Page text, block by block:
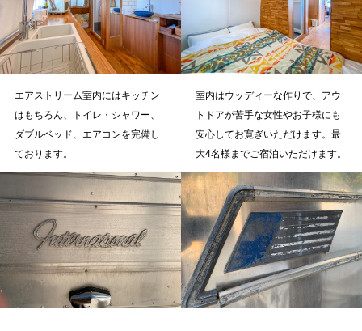
エアストリーム室内にはキッチン
はもちろん、トイレ・シャワー、
ダブルベッド、エアコンを完備し
ております。
室内はウッディーな作りで、アウ
トドアが苦手な女性やお子様にも
安心してお寛ぎいただけます。最
大4名様までご宿泊いただけます。